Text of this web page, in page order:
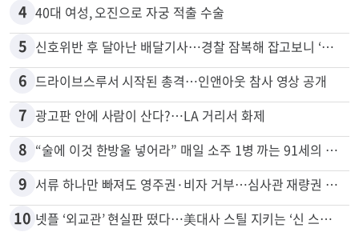
4 40대 여성, 오진으로 자궁 적출 수술
5 신호위반 후 달아난 배달기사…경찰 잠복해 잡고보니 ‘반전’
6 드라이브스루서 시작된 총격…인앤아웃 참사 영상 공개
7 광고판 안에 사람이 산다?…LA 거리서 화제
8 “술에 이것 한방울 넣어라” 매일 소주 1병 까는 91세의 철칙
9 서류 하나만 빠져도 영주권·비자 거부…심사관 재량권 대폭 확대
10 넷플 ‘외교관’ 현실판 떴다…美대사 스틸 지키는 ‘신 스틸러’